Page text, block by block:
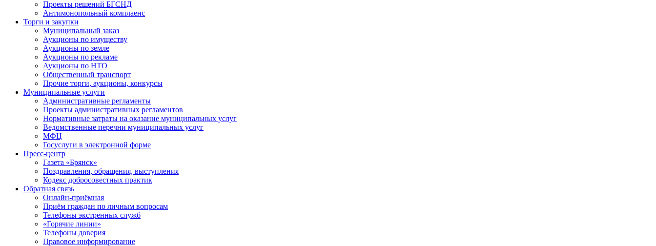
Проекты решений БГСНД
Антимонопольный комплаенс
Торги и закупки
Муниципальный заказ
Аукционы по имуществу
Аукционы по земле
Аукционы по рекламе
Аукционы по НТО
Общественный транспорт
Прочие торги, аукционы, конкурсы
Муниципальные услуги
Административные регламенты
Проекты административных регламентов
Нормативные затраты на оказание муниципальных услуг
Ведомственные перечни муниципальных услуг
МФЦ
Госуслуги в электронной форме
Пресс-центр
Газета «Брянск»
Поздравления, обращения, выступления
Кодекс добросовестных практик
Обратная связь
Онлайн-приёмная
Приём граждан по личным вопросам
Телефоны экстренных служб
«Горячие линии»
Телефоны доверия
Правовое информирование